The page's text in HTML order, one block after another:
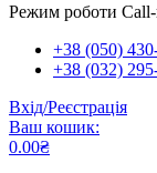
Режим роботи
+38 (050)
+38 (032)
Вхід/Реєстрація
Ваш кошик:
0.00₴